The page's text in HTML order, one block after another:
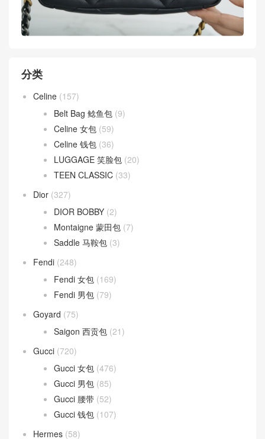
分类
Celine (157)
Belt Bag 鲶鱼包 (9)
Celine 女包 (59)
Celine 钱包 (36)
LUGGAGE 笑脸包 (20)
TEEN CLASSIC (33)
Dior (327)
DIOR BOBBY (2)
Montaigne 蒙田包 (7)
Saddle 马鞍包 (3)
Fendi (248)
Fendi 女包 (169)
Fendi 男包 (79)
Goyard (75)
Saigon 西贡包 (21)
Gucci (720)
Gucci 女包 (476)
Gucci 男包 (85)
Gucci 腰带 (52)
Gucci 钱包 (107)
Hermes (58)